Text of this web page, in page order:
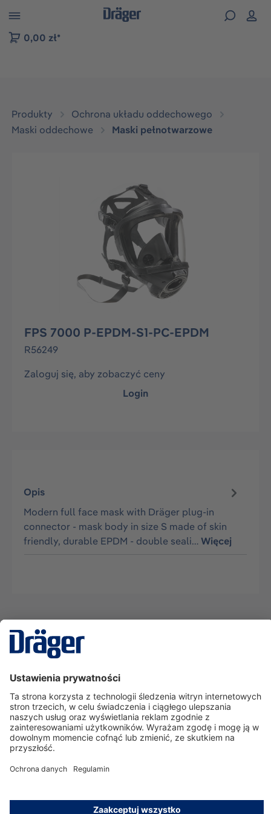
do nawigacji na platformie B2B
0,00 zł*
Produkty
Ochrona układu oddechowego
Maski oddechowe
Maski pełnotwarzowe
FPS 7000 P-EPDM-S1-PC-EPDM
R56249
Zaloguj się, aby zobaczyć ceny
Login
Opis
Modern full face mask with Dräger plug-in
connector - mask body in size S made of skin
friendly, durable EPDM - double seali…Więcej
Serwisowa linia hotline
O nas
Korzystanie ze sklepu